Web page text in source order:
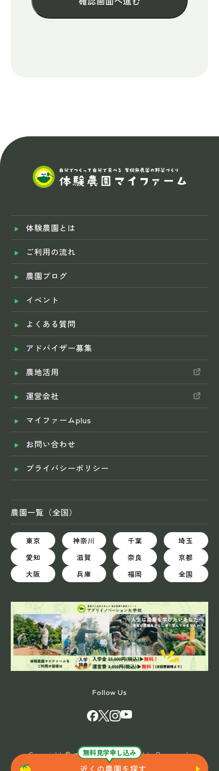
無料見学申し込み
近くの農園を探す
体験農園とは
ご利用の流れ
農園ブログ
イベント
よくある質問
アドバイザー募集
農地活用
運営会社
マイファームplus
お問い合わせ
プライバシーポリシー
農園一覧（全国）
東京 神奈川 千葉
埼玉
愛知
滋賀 奈良
京都
大阪
兵庫 福岡 全国
Follow Us
Copyright © マイファーム All Rights Reserved.